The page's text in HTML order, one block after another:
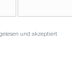
und akzeptiert